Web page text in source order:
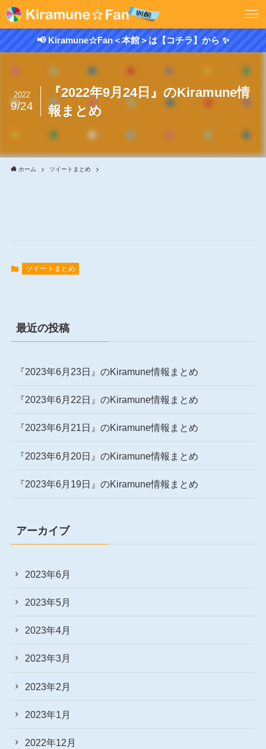
📢 Kiramune☆Fan＜本館＞は【コチラ】から ✨
『2022年9月24日』のKiramune情
報まとめ
2022
9/24
ホーム ツイートまとめ
ツイートまとめ
最近の投稿
『2023年6月23日』のKiramune情報まとめ
『2023年6月22日』のKiramune情報まとめ
『2023年6月21日』のKiramune情報まとめ
『2023年6月20日』のKiramune情報まとめ
『2023年6月19日』のKiramune情報まとめ
アーカイブ
2023年6月
2023年5月
2023年4月
2023年3月
2023年2月
2023年1月
2022年12月